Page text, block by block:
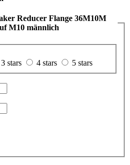
Reducer Flange 36M10M
M10 männlich
3 stars 4 stars
5 stars